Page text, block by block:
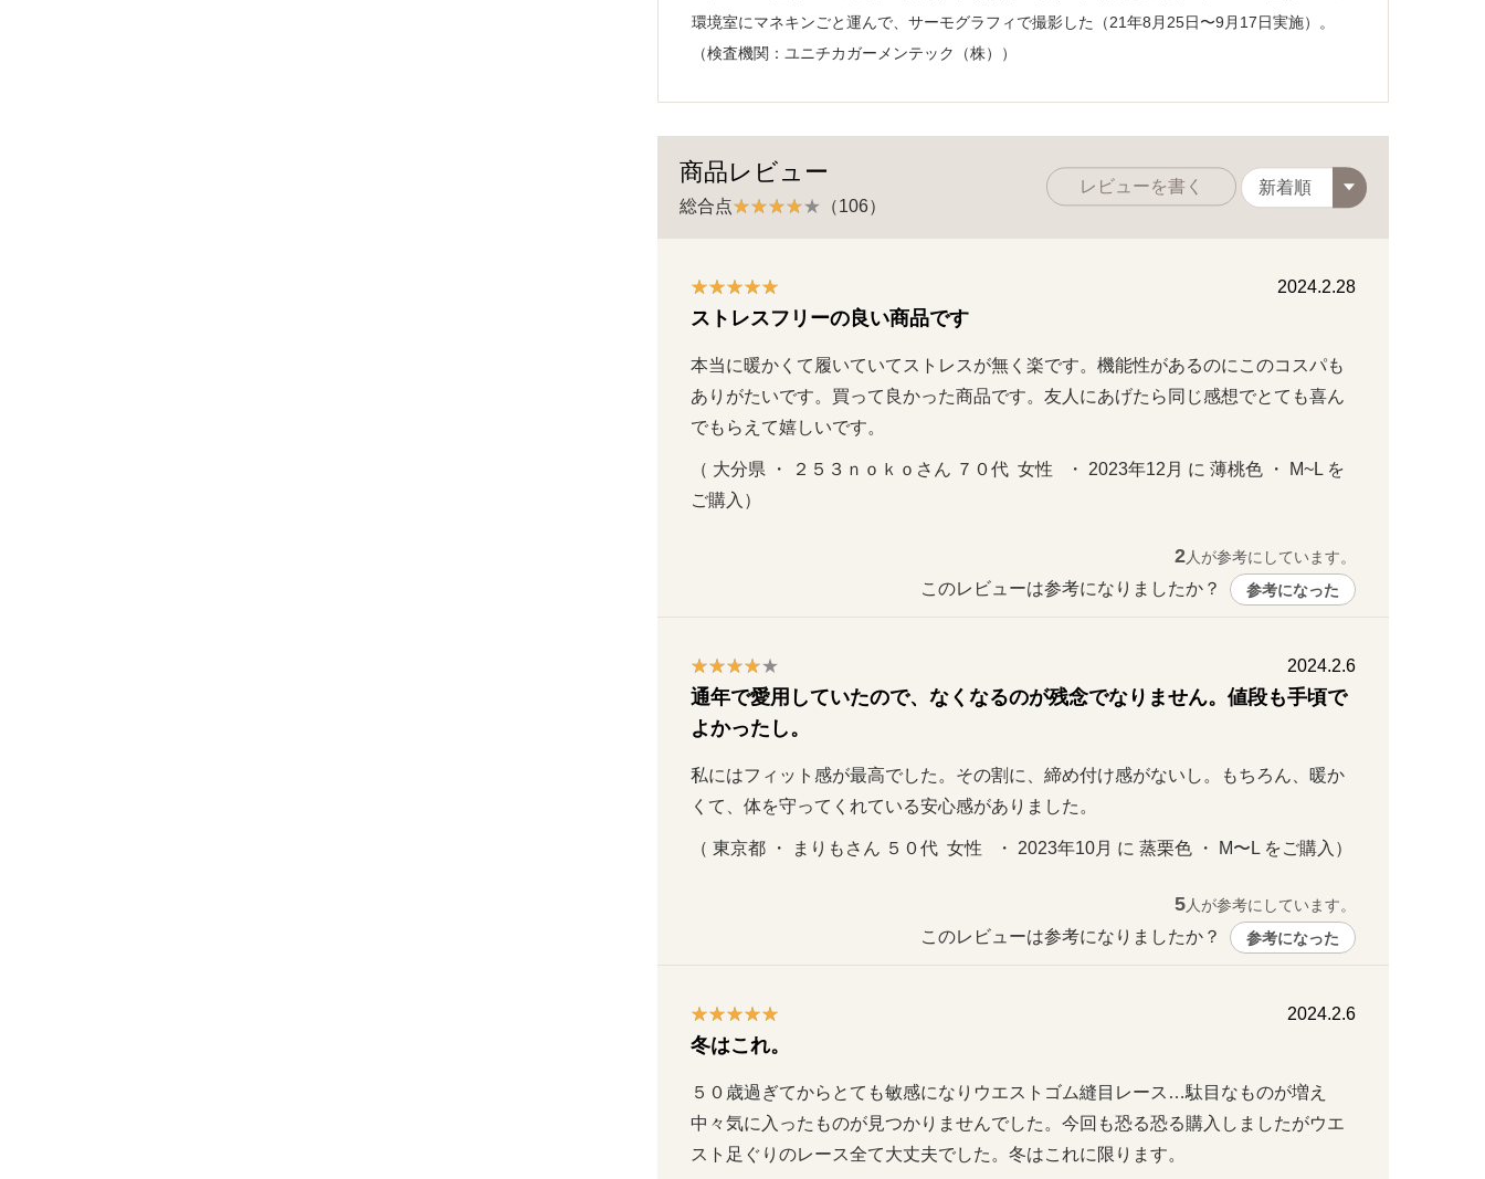
環境室にマネキンごと運んで、サーモグラフィで撮影した（21年8月25日〜9月17日実施）。
（検査機関：ユニチカガーメンテック（株））
商品レビュー
総合点 （106）
レビューを書く
2024.2.28
ストレスフリーの良い商品です
本当に暖かくて履いていてストレスが無く楽です。機能性があるのにこのコスパも
ありがたいです。買って良かった商品です。友人にあげたら同じ感想でとても喜ん
でもらえて嬉しいです。
（ 大分県 ・ ２５３ｎｏｋｏさん ７０代  女性   ・ 2023年12月 に 薄桃色 ・ M~L を
ご購入）
2人が参考にしています。
このレビューは参考になりましたか？ 参考になった
2024.2.6
通年で愛用していたので、なくなるのが残念でなりません。値段も手頃で
よかったし。
私にはフィット感が最高でした。その割に、締め付け感がないし。もちろん、暖か
くて、体を守ってくれている安心感がありました。
（ 東京都 ・ まりもさん ５０代  女性   ・ 2023年10月 に 蒸栗色 ・ M〜L をご購入）
5人が参考にしています。
このレビューは参考になりましたか？ 参考になった
2024.2.6
冬はこれ。
５０歳過ぎてからとても敏感になりウエストゴム縫目レース…駄目なものが増え
中々気に入ったものが見つかりませんでした。今回も恐る恐る購入しましたがウエ
スト足ぐりのレース全て大丈夫でした。冬はこれに限ります。